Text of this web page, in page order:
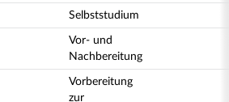
Selbststudium
Vor- und
Nachbereitung
Vorbereitung
zur